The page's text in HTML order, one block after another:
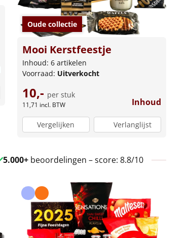
Oude collectie
Mooi Kerstfeestje
Inhoud: 6 artikelen
Voorraad: Uitverkocht
10,- per stuk
11,71 incl. BTW Inhoud
Vergelijken Verlanglijst
5.000+beoordelingen – score: 8.8/10